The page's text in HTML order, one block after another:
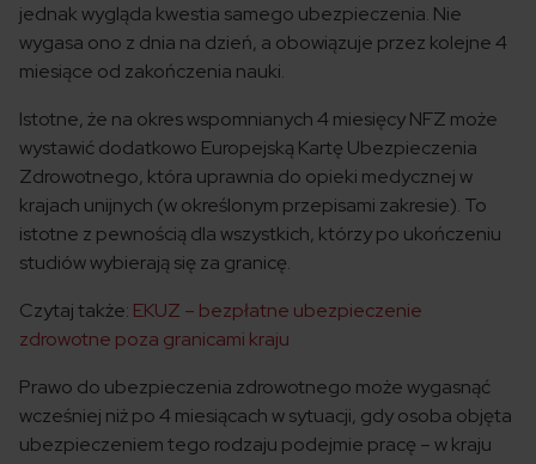
jednak wygląda kwestia samego ubezpieczenia. Nie
wygasa ono z dnia na dzień, a obowiązuje przez kolejne 4
miesiące od zakończenia nauki.
Istotne, że na okres wspomnianych 4 miesięcy NFZ może
wystawić dodatkowo Europejską Kartę Ubezpieczenia
Zdrowotnego, która uprawnia do opieki medycznej w
krajach unijnych (w określonym przepisami zakresie). To
istotne z pewnością dla wszystkich, którzy po ukończeniu
studiów wybierają się za granicę.
Czytaj także: EKUZ – bezpłatne ubezpieczenie
zdrowotne poza granicami kraju
Prawo do ubezpieczenia zdrowotnego może wygasnąć
wcześniej niż po 4 miesiącach w sytuacji, gdy osoba objęta
ubezpieczeniem tego rodzaju podejmie pracę – w kraju